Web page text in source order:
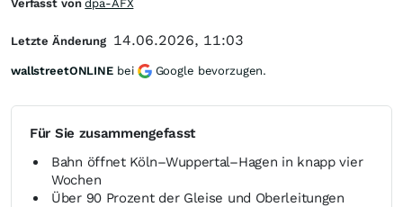
Für Sie zusammengefasst
Bahn öffnet Köln–Wuppertal–Hagen in knapp vier
Wochen
Über 90 Prozent der Gleise und Oberleitungen
Verfasst vondpa-AFX
Letzte Änderung 14.06.2026, 11:03
wallstreetONLINE bei Google bevorzugen.